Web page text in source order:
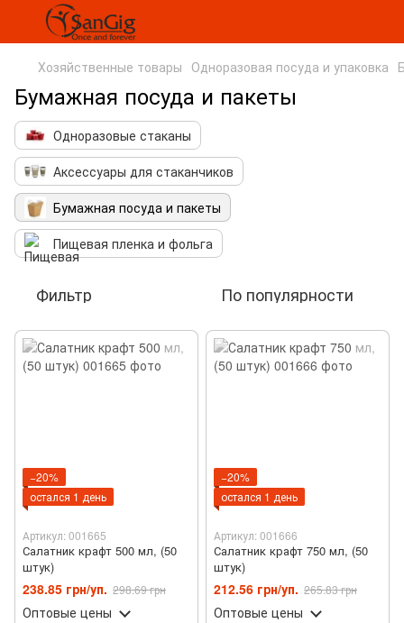
Хозяйственные товары Одноразовая посуда и упаковка
Бумажная посуда и пакеты
Одноразовые стаканы
Аксессуары для стаканчиков
Бумажная посуда и пакеты
Пищевая пленка и фольга
Фильтр По популярности
−20%
остался 1 день
Артикул: 001665
Салатник крафт 500 мл, (50
штук)
238.85 грн/уп. 298.69 грн
Оптовые цены
−20%
остался 1 день
Артикул: 001666
Салатник крафт 750 мл, (50
штук)
212.56 грн/уп. 265.83 грн
Оптовые цены